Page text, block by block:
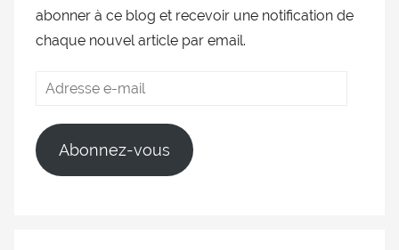
abonner à ce blog et recevoir une notification de
chaque nouvel article par email.
Abonnez-vous